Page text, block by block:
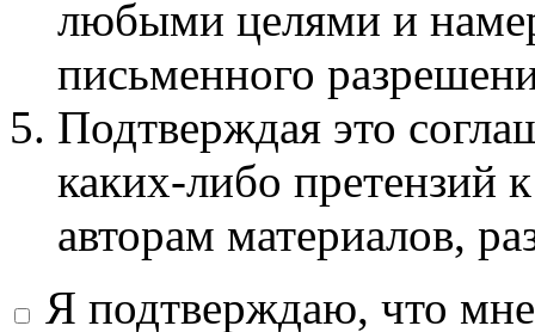
любыми целями и
письменного
Подтверждая это
каких-либо претензий
авторам материалов,
Я подтверждаю, что